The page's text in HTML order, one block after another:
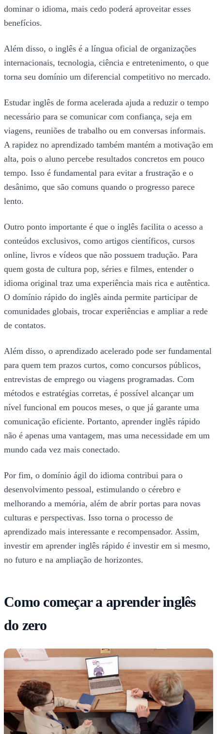
dominar o idioma, mais cedo poderá aproveitar esses
benefícios.
Além disso, o inglês é a língua oficial de organizações
internacionais, tecnologia, ciência e entretenimento, o que
torna seu domínio um diferencial competitivo no mercado.
Estudar inglês de forma acelerada ajuda a reduzir o tempo
necessário para se comunicar com confiança, seja em
viagens, reuniões de trabalho ou em conversas informais.
A rapidez no aprendizado também mantém a motivação em
alta, pois o aluno percebe resultados concretos em pouco
tempo. Isso é fundamental para evitar a frustração e o
desânimo, que são comuns quando o progresso parece
lento.
Outro ponto importante é que o inglês facilita o acesso a
conteúdos exclusivos, como artigos científicos, cursos
online, livros e vídeos que não possuem tradução. Para
quem gosta de cultura pop, séries e filmes, entender o
idioma original traz uma experiência mais rica e autêntica.
O domínio rápido do inglês ainda permite participar de
comunidades globais, trocar experiências e ampliar a rede
de contatos.
Além disso, o aprendizado acelerado pode ser fundamental
para quem tem prazos curtos, como concursos públicos,
entrevistas de emprego ou viagens programadas. Com
métodos e estratégias corretas, é possível alcançar um
nível funcional em poucos meses, o que já garante uma
comunicação eficiente. Portanto, aprender inglês rápido
não é apenas uma vantagem, mas uma necessidade em um
mundo cada vez mais conectado.
Por fim, o domínio ágil do idioma contribui para o
desenvolvimento pessoal, estimulando o cérebro e
melhorando a memória, além de abrir portas para novas
culturas e perspectivas. Isso torna o processo de
aprendizado mais interessante e recompensador. Assim,
investir em aprender inglês rápido é investir em si mesmo,
no futuro e na ampliação de horizontes.
Como começar a aprender inglês
do zero